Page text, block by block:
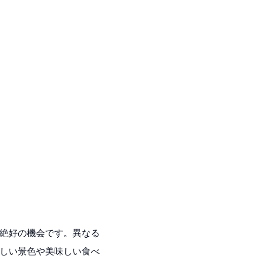
好の機会です。異なる
い景色や美味しい食べ